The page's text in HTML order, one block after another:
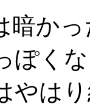
かっ
ぽく
やは